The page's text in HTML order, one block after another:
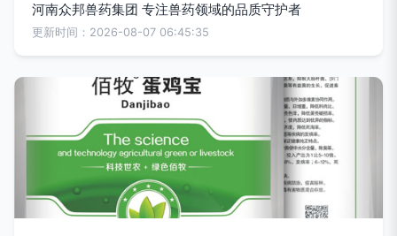
河南众邦兽药集团 专注兽药领域的品质守护者
更新时间：2026-08-07 06:45:35